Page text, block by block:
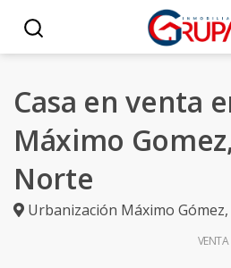
Casa en venta
Máximo
Norte
Urbanización Máximo Gómez,
VENTA